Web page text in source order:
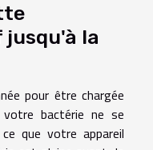
la
pour être chargée
bactérie ne se
que votre appareil